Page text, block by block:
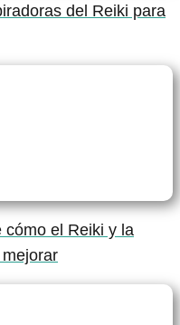
del Reiki para
cómo el Reiki y la